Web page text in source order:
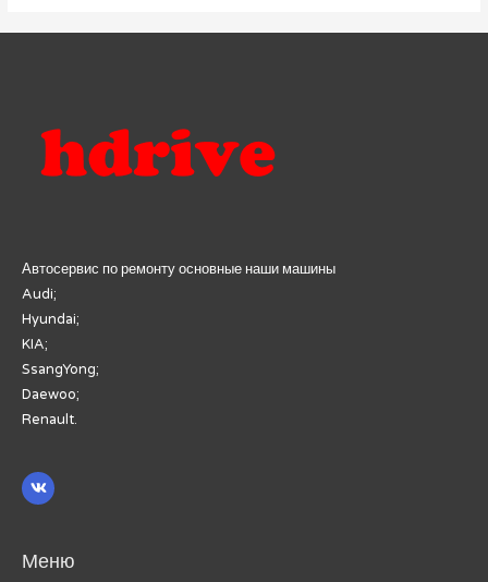
Автосервис по ремонту основные наши машины
Audi;
Hyundai;
KIA;
SsangYong;
Daewoo;
Renault.
Меню